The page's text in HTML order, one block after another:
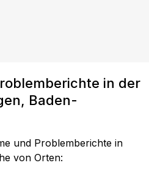
in der
Baden-
und Problemberichte in
von Orten: